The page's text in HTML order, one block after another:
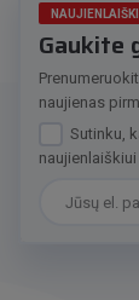
Gaukite
naujienas
Sutinku,